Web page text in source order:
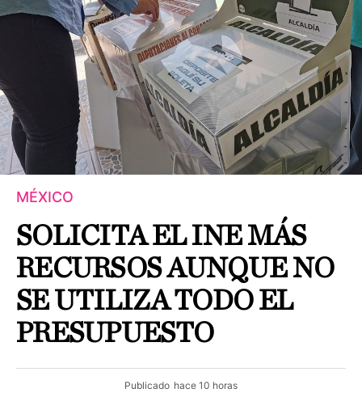
MÉXICO
SOLICITA EL INE MÁS
RECURSOS AUNQUE NO
SE UTILIZA TODO EL
PRESUPUESTO
Publicado hace 10 horas